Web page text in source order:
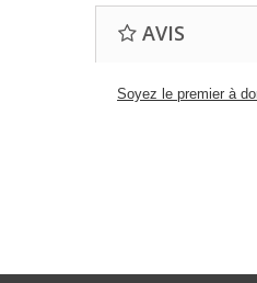
AVIS
Soyez le premier à